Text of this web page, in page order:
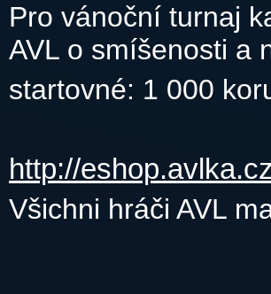
Pro vánoční turnaj
AVL o smíšenosti a
startovné: 1 000
http://
Všichni hráči AVL